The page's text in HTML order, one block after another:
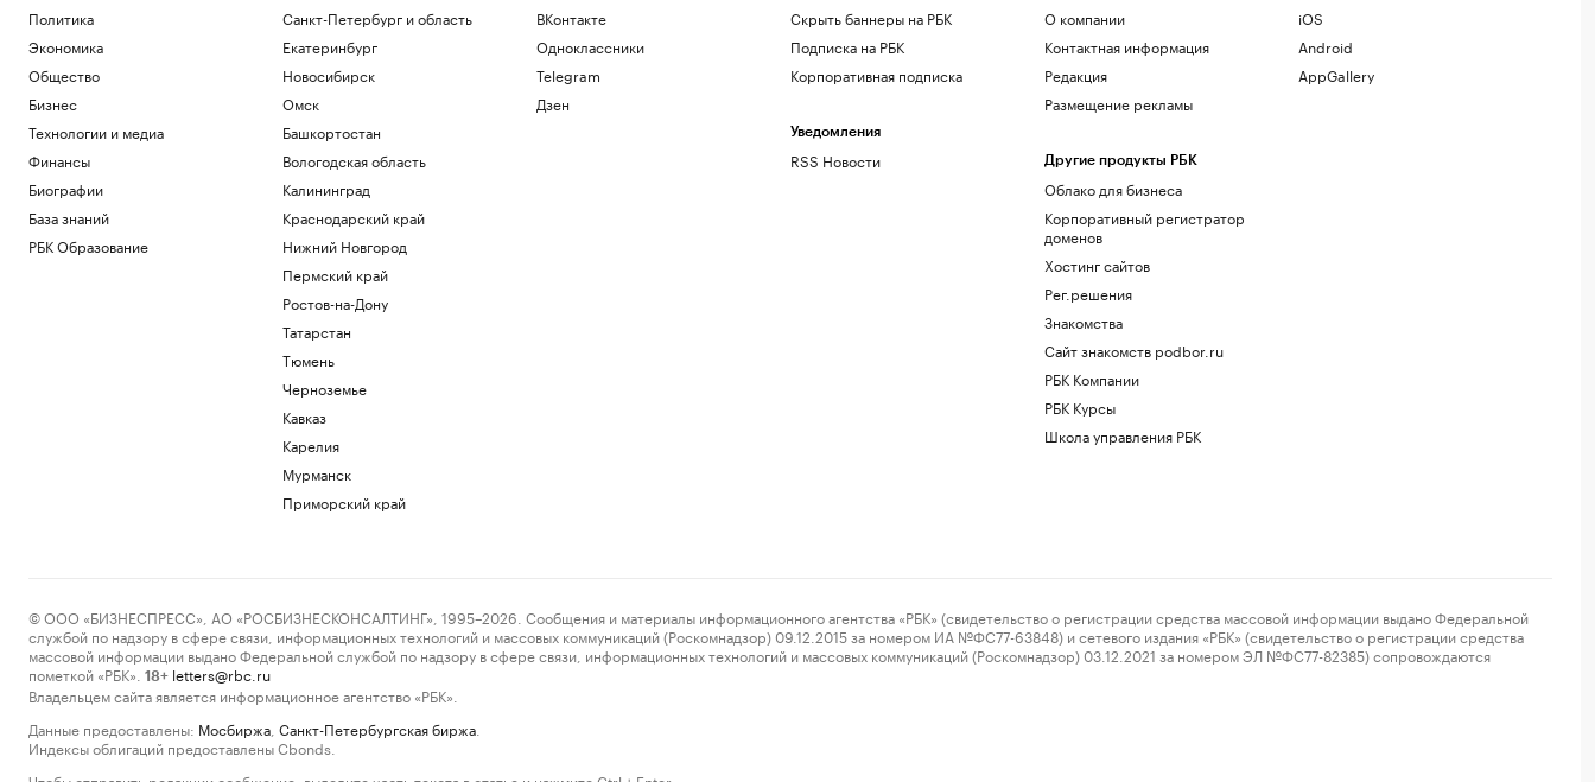
Политика
Экономика
Общество
Бизнес
Технологии и медиа
Финансы
Биографии
База знаний
РБК Образование
Санкт-Петербург и область
Екатеринбург
Новосибирск
Омск
Башкортостан
Вологодская область
Калининград
Краснодарский край
Нижний Новгород
Пермский край
Ростов-на-Дону
Татарстан
Тюмень
Черноземье
Кавказ
Карелия
Мурманск
Приморский край
ВКонтакте
Одноклассники
Telegram
Дзен
Скрыть баннеры на РБК
Подписка на РБК
Корпоративная подписка
Уведомления
RSS Новости
О компании
Контактная информация
Редакция
Размещение рекламы
Другие продукты РБК
Облако для бизнеса
Корпоративный регистратор
доменов
Хостинг сайтов
Рег.решения
Знакомства
Сайт знакомств podbor.ru
РБК Компании
РБК Курсы
Школа управления РБК
iOS
Android
AppGallery
© ООО «БИЗНЕСПРЕСС», АО «РОСБИЗНЕСКОНСАЛТИНГ», 1995–2026. Сообщения и материалы информационного агентства «РБК» (свидетельство о регистрации средства массовой информации выдано Федеральной
службой по надзору в сфере связи, информационных технологий и массовых коммуникаций (Роскомнадзор) 09.12.2015 за номером ИА №ФС77-63848) и сетевого издания «РБК» (свидетельство о регистрации средства
массовой информации выдано Федеральной службой по надзору в сфере связи, информационных технологий и массовых коммуникаций (Роскомнадзор) 03.12.2021 за номером ЭЛ №ФС77-82385) сопровождаются
пометкой «РБК».
18+ letters@rbc.ru
Владельцем сайта является информационное агентство «РБК».
Данные предоставлены: Мосбиржа Санкт-Петербургская биржа
Индексы облигаций предоставлены Cbonds.